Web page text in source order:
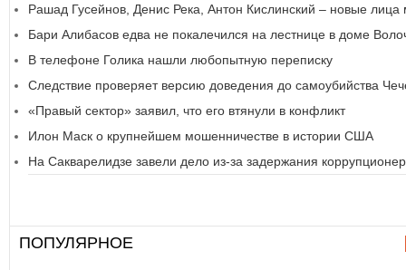
Рашад Гусейнов, Денис Река, Антон Кислинский – новые лица
Бари Алибасов едва не покалечился на лестнице в доме
В телефоне Голика нашли любопытную переписку
Следствие проверяет версию доведения до самоубийства
«Правый сектор» заявил, что его втянули в конфликт
Илон Маск о крупнейшем мошенничестве в истории США
На Сакварелидзе завели дело из-за задержания
ПОПУЛЯРНОЕ